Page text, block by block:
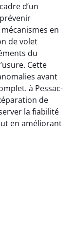
d’un
en
de volet
du
Cette
avant
à Pessac-
de
la fiabilité
en améliorant